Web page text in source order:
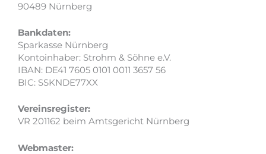
90489 Nürnberg
Bankdaten:
Sparkasse Nürnberg
Kontoinhaber: Strohm & Söhne e.V.
IBAN: DE41 7605 0101 0011 3657 56
BIC: SSKNDE77XX
Vereinsregister:
VR 201162 beim Amtsgericht Nürnberg
Webmaster: